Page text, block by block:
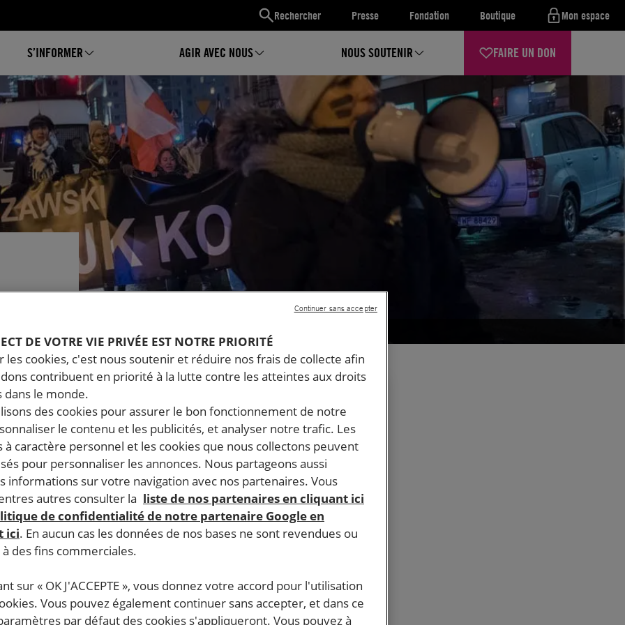
Rechercher Presse Fondation Boutique Mon espace
S’INFORMER AGIR AVEC NOUS NOUS SOUTENIR FAIRE UN DON
La
cas de
SIGNEZ LA PÉTITION
à l'attention du Président de la République de
Pologne Andrzej Duda et des membres du
Parlement
Non aux restrictions à l'avortement
soutien.
DE VOTRE VIE PRIVÉE EST NOTRE PRIORITÉ
les cookies, c'est nous soutenir et réduire nos frais de collecte afin
contribuent en priorité à la lutte contre les atteintes aux droits
dans le monde.
des cookies pour assurer le bon fonctionnement de notre
le contenu et les publicités, et analyser notre trafic. Les
à caractère personnel et les cookies que nous collectons peuvent
pour personnaliser les annonces. Nous partageons aussi
informations sur votre navigation avec nos partenaires. Vous
autres consulter la liste de nos partenaires en cliquant ici
de confidentialité de notre partenaire Google en
ici. En aucun cas les données de nos bases ne sont revendues ou
des fins commerciales.
sur « OK J'ACCEPTE », vous donnez votre accord pour l'utilisation
Vous pouvez également continuer sans accepter, et dans ce
par défaut des cookies s'appliqueront. Vous pouvez à
Continuer sans accepter